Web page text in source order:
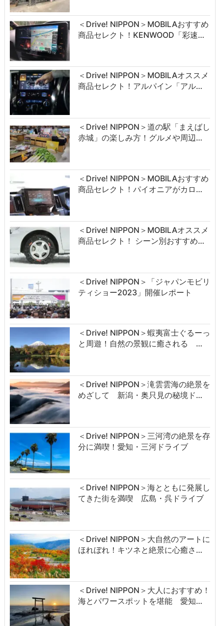
＜Drive! NIPPON＞MOBILAおすすめ
商品セレクト！KENWOOD「彩速…
＜Drive! NIPPON＞MOBILAオススメ
商品セレクト！アルパイン「アル…
＜Drive! NIPPON＞道の駅「まえばし
赤城」の楽しみ方！グルメや周辺…
＜Drive! NIPPON＞MOBILAおすすめ
商品セレクト！パイオニアがカロ…
＜Drive! NIPPON＞MOBILAオススメ
商品セレクト！ シーン別おすすめ…
＜Drive! NIPPON＞「ジャパンモビリ
ティショー2023」開催レポート
＜Drive! NIPPON＞蝦夷富士ぐるーっ
と周遊！自然の景観に癒される …
＜Drive! NIPPON＞滝雲雲海の絶景を
めざして 新潟・奥只見の秘境ド…
＜Drive! NIPPON＞三河湾の絶景を存
分に満喫！愛知・三河ドライブ
＜Drive! NIPPON＞海とともに発展し
てきた街を満喫 広島・呉ドライブ
＜Drive! NIPPON＞大自然のアートに
ほれぼれ！キツネと絶景に心癒さ…
＜Drive! NIPPON＞大人におすすめ！
海とパワースポットを堪能 愛知…